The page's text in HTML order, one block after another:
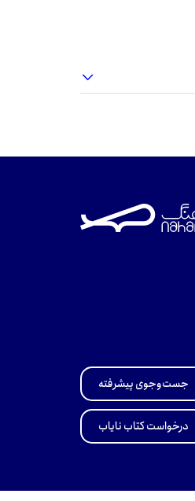
جست‌وجوی پیشرفته
درخواست کتاب نایاب